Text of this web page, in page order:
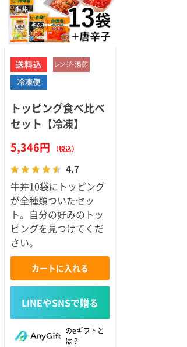
トッピング食べ比べ
セット【冷凍】
5,346円
（税込）
4.7
牛丼10袋にトッピング
が全種類ついたセッ
ト。自分の好みのトッ
ピングを見つけてくだ
さい。
カートに入れる
のeギフトと
は？